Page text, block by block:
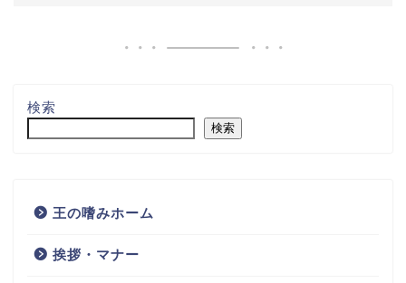
検索
検索
王の嗜みホーム
挨拶・マナー